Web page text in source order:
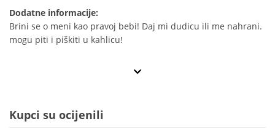
Dodatne informacije:
Brini se o meni kao pravoj bebi! Daj mi dudicu ili me nahrani.
mogu piti i piškiti u kahlicu!
Kupci su ocijenili